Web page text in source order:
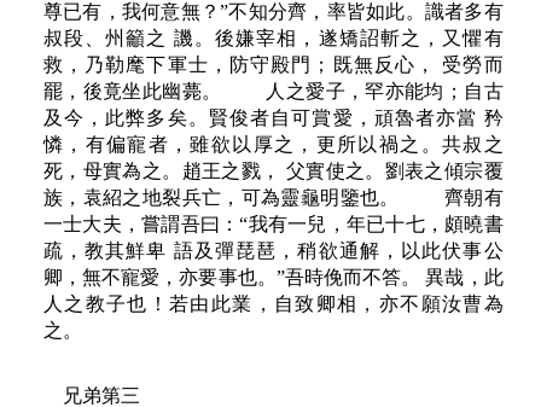
尊已有，我何意無？”不知分齊，率皆如此。識者多有
叔段、州籲之 譏。後嫌宰相，遂矯詔斬之，又懼有
救，乃勒麾下軍士，防守殿門；既無反心， 受勞而
罷，後竟坐此幽薨。 人之愛子，罕亦能均；自古
及今，此弊多矣。賢俊者自可賞愛，頑魯者亦當 矜
憐，有偏寵者，雖欲以厚之，更所以禍之。共叔之
死，母實為之。趙王之戮， 父實使之。劉表之傾宗覆
族，袁紹之地裂兵亡，可為靈龜明鑒也。 齊朝有
一士大夫，嘗謂吾曰：“我有一兒，年已十七，頗曉書
疏，教其鮮卑 語及彈琵琶，稍欲通解，以此伏事公
卿，無不寵愛，亦要事也。”吾時俛而不答。 異哉，此
人之教子也！若由此業，自致卿相，亦不願汝曹為
之。
兄弟第三